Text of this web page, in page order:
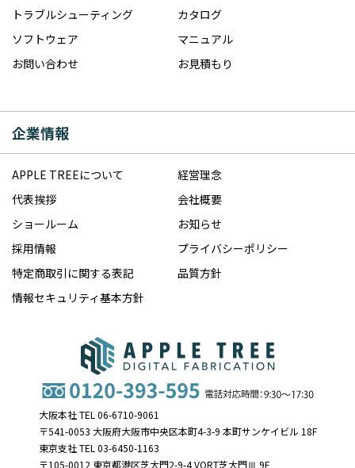
トラブルシューティング
カタログ
ソフトウェア
マニュアル
お問い合わせ
お見積もり
企業情報
APPLE TREEについて
経営理念
代表挨拶
会社概要
ショールーム
お知らせ
採用情報
プライバシーポリシー
特定商取引に関する表記
品質方針
情報セキュリティ基本方針
大阪本社 TEL 06-6710-9061
〒541-0053 大阪府大阪市中央区本町4-3-9 本町サンケイビル 18F
東京支社 TEL 03-6450-1163
〒105-0012 東京都港区芝大門2-9-4 VORT芝大門Ⅲ 9F